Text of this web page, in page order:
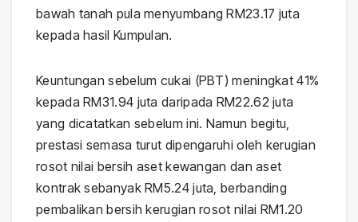
bawah tanah pula menyumbang RM23.17 juta
kepada hasil Kumpulan.
Keuntungan sebelum cukai (PBT) meningkat 41%
kepada RM31.94 juta daripada RM22.62 juta
yang dicatatkan sebelum ini. Namun begitu,
prestasi semasa turut dipengaruhi oleh kerugian
rosot nilai bersih aset kewangan dan aset
kontrak sebanyak RM5.24 juta, berbanding
pembalikan bersih kerugian rosot nilai RM1.20